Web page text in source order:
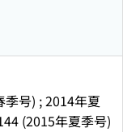
号) ; 2014年夏
(2015年夏季号)